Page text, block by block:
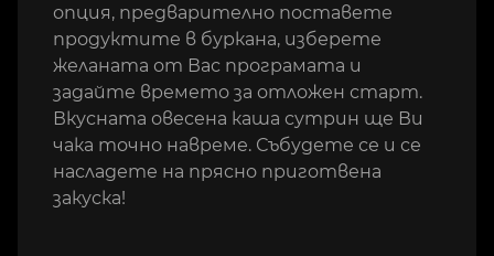
опция, предварително поставете
продуктите в буркана, изберете
желаната от Вас програмата и
задайте времето за отложен старт.
Вкусната овесена каша сутрин ще Ви
чака точно навреме. Събудете се и се
насладете на прясно приготвена
закуска!